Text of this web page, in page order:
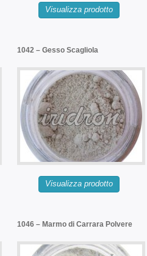
Visualizza prodotto
1042 – Gesso Scagliola
Visualizza prodotto
1046 – Marmo di Carrara Polvere